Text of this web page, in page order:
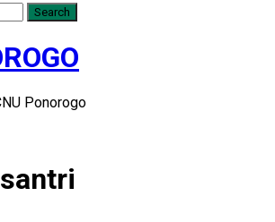
Search
Ponorogo